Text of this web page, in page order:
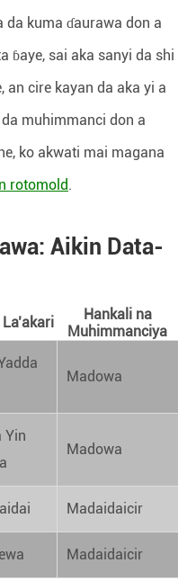
da kuma ɗaurawa don a
ɓaye, sai aka sanyi da shi
an cire kayan da aka yi a
muhimmanci don a
ko akwati mai magana
rotomold.
Aikin Data-
Hankali na
Muhimmanciya
Madowa
Yin
Madowa
Madaidaicir
Madaidaicir